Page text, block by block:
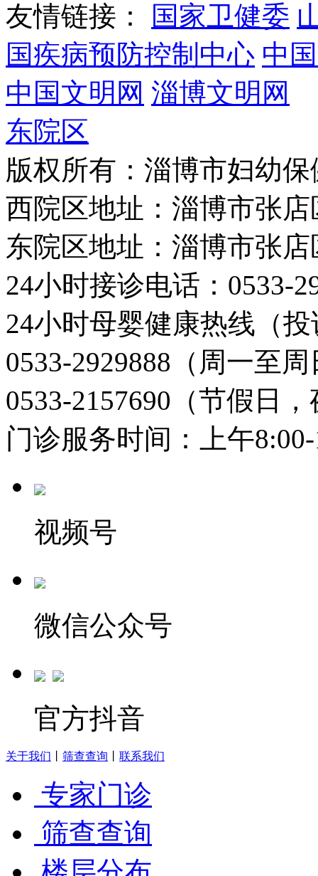
友情链接：
国家卫健委
国疾病预防控制中心 中
中国文明网 淄博文明网
东院区
版权所有：淄博市妇幼
西院区地址：淄博市张
东院区地址：淄博市张
24小时接诊电话：0533-
24小时母婴健康热线（
0533-2929888（周一至
0533-2157690（节假日
门诊服务时间：上午
视频号
微信公众号
官方抖音
关于我们 筛查查询 联系我们
专家门诊
筛查查询